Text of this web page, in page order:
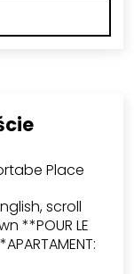
Place
scroll
**POUR LE